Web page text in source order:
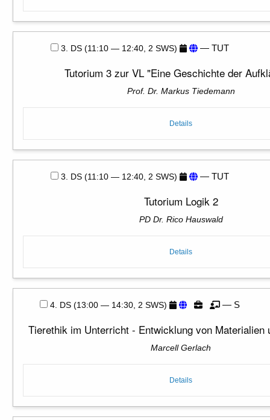
3. DS (11:10 — 12:40, 2 SWS) — TUT
Tutorium 3 zur VL "Eine Geschichte der
Prof. Dr. Markus Tiedemann
Details
3. DS (11:10 — 12:40, 2 SWS) — TUT
Tutorium Logik 2
PD Dr. Rico Hauswald
Details
4. DS (13:00 — 14:30, 2 SWS) — S
Tierethik im Unterricht - Entwicklung von Materialien
Marcell Gerlach
Details